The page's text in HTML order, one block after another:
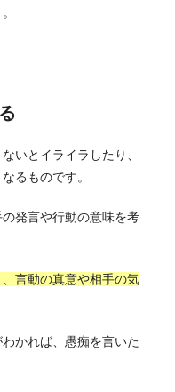
いとイライラしたり、
るものです。
発言や行動の意味を考
言動の真意や相手の気
かれば、愚痴を言いた